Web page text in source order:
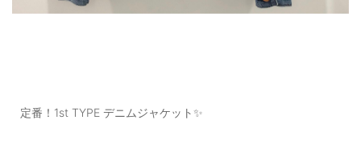
定番！1st TYPE デニムジャケット✨